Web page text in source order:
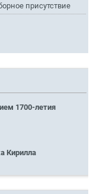
присутствие
1700-летия
Кирилла